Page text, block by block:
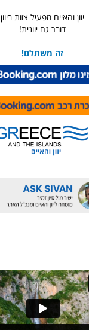
יוון והאיים מפעיל צוות ביוון
דובר גם יוונית!
זה משתלם!